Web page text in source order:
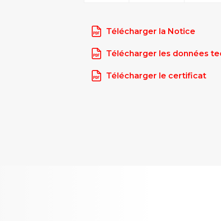
Télécharger la Notice
Télécharger les données
Télécharger le certificat